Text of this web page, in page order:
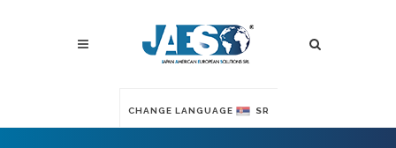
CHANGE LANGUAGE SR